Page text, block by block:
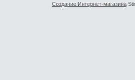
Создание Интернет-магазина